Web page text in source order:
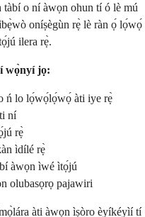
o ní àwọn ohun tí ó lè mú
oníṣègùn rẹ̀ lè ràn ọ́ lọ́wọ́
ilera rẹ̀.
wọ̀nyí jọ:
ń lo lọ́wọ́lọ́wọ́ àti iye rẹ̀
ní
rẹ̀
ìdílé rẹ̀
àwọn ìwé ìtọ́jú
olubasọrọ pajawiri
àti àwọn ìṣòro èyíkéyìí tí